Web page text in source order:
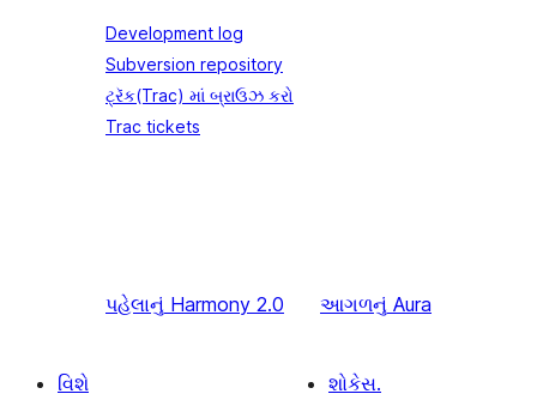
Development log
Subversion repository
ટ્રૅક(Trac) માં બ્રાઉઝ કરો
Trac tickets
પહેલાનું Harmony 2.0 આગળનું Aura
વિશે
શોકેસ.